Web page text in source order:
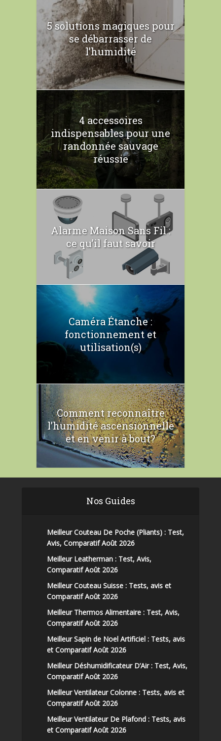
5 solutions magiques pour
se débarrasser de
l’humidité
4 accessoires
indispensables pour une
randonnée sauvage
réussie
Alarme Maison Sans Fil :
ce qu’il faut savoir
Caméra Étanche :
fonctionnement et
utilisation(s)
Comment reconnaître
l’humidité ascensionnelle
et en venir à bout?
Nos Guides
Meilleur Couteau De Poche (Pliants) : Test,
Avis, Comparatif Août 2026
Meilleur Leatherman : Test, Avis,
Comparatif Août 2026
Meilleur Couteau Suisse : Tests, avis et
Comparatif Août 2026
Meilleur Thermos Alimentaire : Test, Avis,
Comparatif Août 2026
Meilleur Sapin de Noel Artificiel : Tests, avis
et Comparatif Août 2026
Meilleur Déshumidificateur D’Air : Test, Avis,
Comparatif Août 2026
Meilleur Ventilateur Colonne : Tests, avis et
Comparatif Août 2026
Meilleur Ventilateur De Plafond : Tests, avis
et Comparatif Août 2026